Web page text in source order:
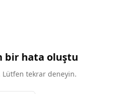
bir hata oluştu
tekrar deneyin.